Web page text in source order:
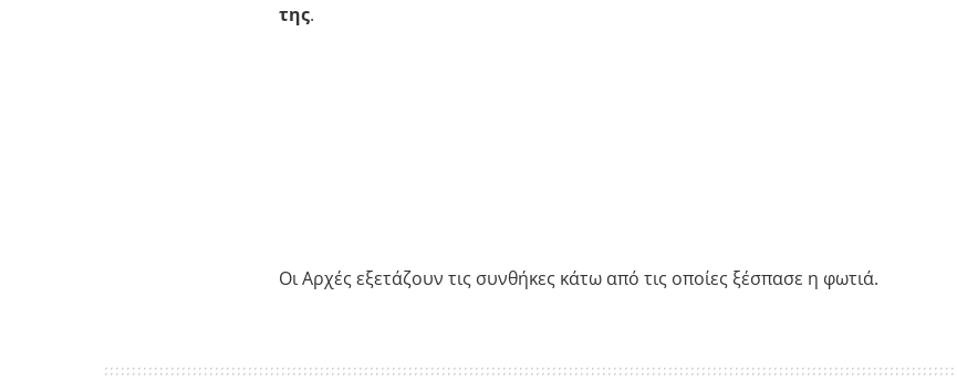
της.
Οι Αρχές εξετάζουν τις συνθήκες κάτω από τις οποίες ξέσπασε η φωτιά.